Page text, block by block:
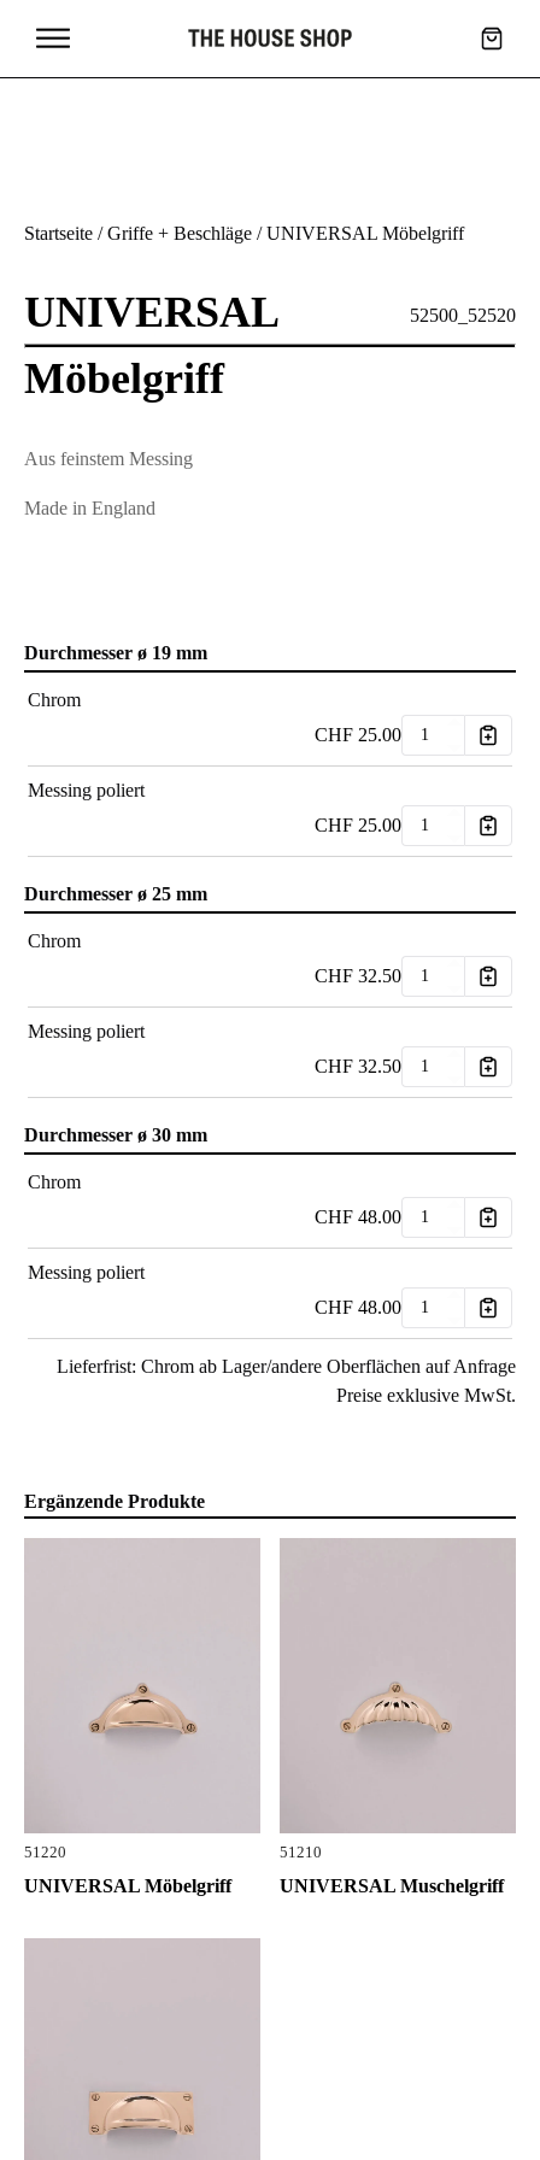
Startseite /Griffe + Beschläge / UNIVERSAL Möbelgriff
52500_52520
UNIVERSAL
Möbelgriff
Aus feinstem Messing
Made in England
Durchmesser ø 19 mm
Chrom
CHF 25.00
Messing poliert
CHF 25.00
Durchmesser ø 25 mm
Chrom
CHF 32.50
Messing poliert
CHF 32.50
Durchmesser ø 30 mm
Chrom
CHF 48.00
Messing poliert
CHF 48.00
Lieferfrist: Chrom ab Lager/andere Oberflächen auf Anfrage
Preise exklusive MwSt.
Ergänzende Produkte
51220
UNIVERSAL Möbelgriff
51210
UNIVERSAL Muschelgriff